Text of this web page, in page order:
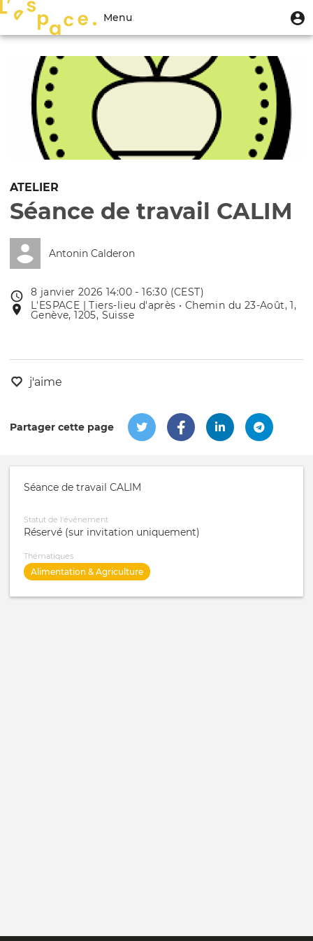
contenu
Menu
du
compte
l'utilisateur
Menu
Toggle
navigation
ATELIER
Séance de travail CALIM
Antonin Calderon
Date
de
l'évênement
8 janvier 2026 14:00 - 16:30 (CEST)
Lieu
de
L'ESPACE | Tiers-lieu d'après • Chemin du 23-Août, 1,
Genève, 1205, Suisse
j'aime
Partager cette page
Séance de travail CALIM
Statut de l'événement
Réservé (sur invitation uniquement)
Thématiques
Alimentation & Agriculture